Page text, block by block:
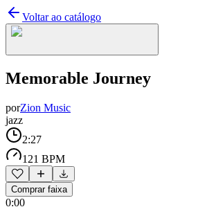
Voltar ao catálogo
Memorable Journey
porZion Music
jazz
2:27
121 BPM
Comprar faixa
0:00